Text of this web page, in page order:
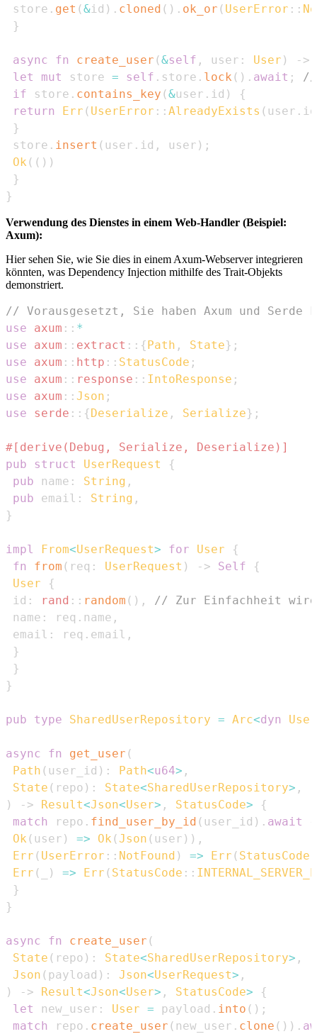
store . get (&id ) . cloned ( ) . ok_or ( UserError ::
}
async fn create_user (&self , user : User )
->
let
mut store = self . store . lock ( ) . await ;
//
if store . contains_key (&user . id )
{
return
Err ( UserError :: AlreadyExists ( user . id
}
store . insert ( user . id , user ) ;
Ok ( ( ) )
}
}
Verwendung des Dienstes in einem Web-Handler (Beispiel:
Axum):
Hier sehen Sie, wie Sie dies in einem Axum-Webserver integrieren
könnten, was Dependency Injection mithilfe des Trait-Objekts
demonstriert.
// Vorausgesetzt, Sie haben Axum und
use
axum :: *
use
axum :: extract :: { Path , State} ;
use
axum :: http :: StatusCode ;
use
axum :: response :: IntoResponse ;
use
axum :: Json ;
use
serde :: { Deserialize , Serialize} ;
#[derive(Debug, Serialize, Deserialize)]
pub
struct UserRequest
{
pub name : String ,
pub email : String ,
}
impl From<UserRequest> for User
{
fn
from ( req : UserRequest ) -> Self
{
User
{
id : rand :: random ( ) ,
// Zur Einfachheit
name : req . name ,
email : req . email ,
}
}
}
pub type SharedUserRepository = Arc<dyn
async fn get_user (
Path ( user_id ) : Path<u64> ,
State ( repo ) : State<SharedUserRepository> ,
)
-> Result<Json<User> , StatusCode>
{
match
repo . find_user_by_id ( user_id ) . await
Ok ( user ) => Ok (Json ( user ) ) ,
Err ( UserError :: NotFound ) => Err ( StatusCode
Err ( ) => Err ( StatusCode ::
}
}
async fn create_user (
State ( repo ) : State<SharedUserRepository> ,
Json ( payload ) : Json<UserRequest> ,
)
-> Result<Json<User> , StatusCode>
{
let
new_user : User = payload . into ( ) ;
match
repo . create_user ( new_user . clone ( ) ) .